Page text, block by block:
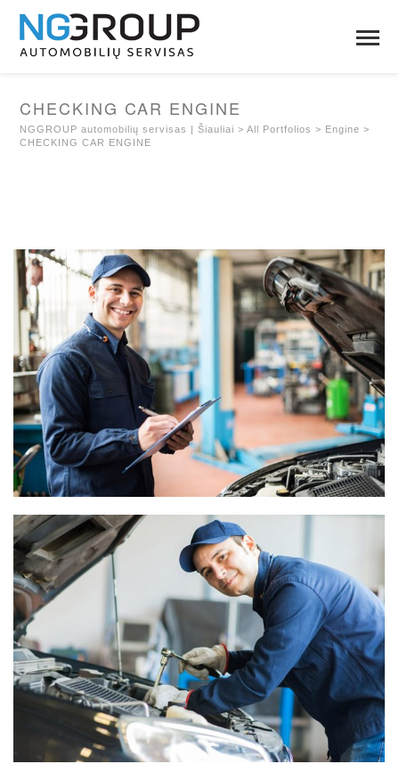
CHECKING CAR ENGINE
NGGROUP automobilių servisas | Šiauliai >All Portfolios > Engine >
CHECKING CAR ENGINE